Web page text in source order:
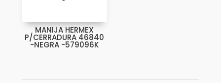
MANIJA HERMEX
P/CERRADURA 46840
-NEGRA -579096K